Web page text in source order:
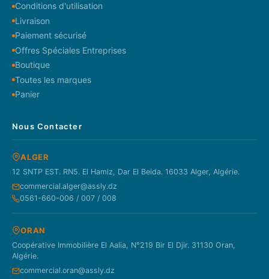
Conditions d'utilisation
Livraison
Paiement sécurisé
Offres Spéciales Entreprises
Boutique
Toutes les marques
Panier
Nous Contacter
ALGER
12 SNTP EST. RN5. El Hamiz, Dar El Beida. 16033 Alger, Algérie.
commercial.alger@assly.dz
0561-660-006 / 007 / 008
ORAN
Coopérative Immobilière El Aalia, N°219 Bir El Djir. 31130 Oran,
Algérie.
commercial.oran@assly.dz